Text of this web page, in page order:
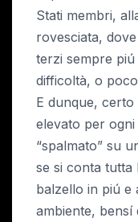
Stati membri,
rovesciata,
terzi sempre
difficoltà, o
E dunque,
elevato per
“spalmato” su
se si conta tutta
balzello in piú e
ambiente, bensí